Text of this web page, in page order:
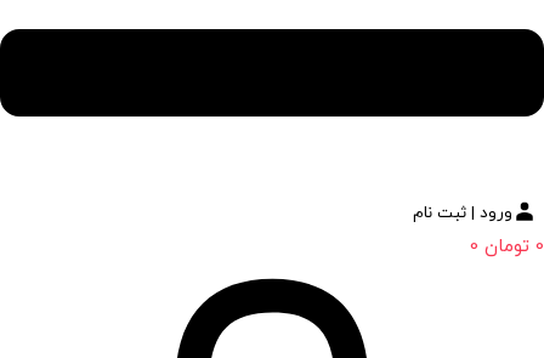
ورود | ثبت نام
0 تومان 0